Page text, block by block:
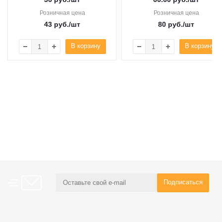
Розничная цена
43 руб./шт
В корзину
Розничная цена
80 руб./шт
В корзину